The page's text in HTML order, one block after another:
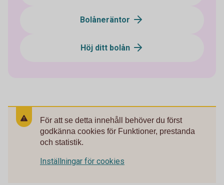
Bolåneräntor
Höj ditt bolån
För att se detta innehåll behöver du först
godkänna cookies för Funktioner, prestanda
och statistik.
Inställningar för cookies